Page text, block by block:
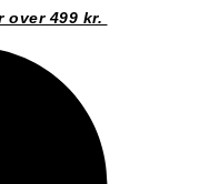
over 499 kr.